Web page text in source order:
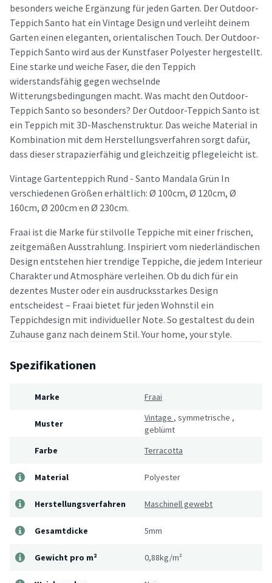
besonders weiche Ergänzung für jeden Garten. Der Outdoor-
Teppich Santo hat ein Vintage Design und verleiht deinem
Garten einen eleganten, orientalischen Touch. Der Outdoor-
Teppich Santo wird aus der Kunstfaser Polyester hergestellt.
Eine starke und weiche Faser, die den Teppich
widerstandsfähig gegen wechselnde
Witterungsbedingungen macht. Was macht den Outdoor-
Teppich Santo so besonders? Der Outdoor-Teppich Santo ist
ein Teppich mit 3D-Maschenstruktur. Das weiche Material in
Kombination mit dem Herstellungsverfahren sorgt dafür,
dass dieser strapazierfähig und gleichzeitig pflegeleicht ist.
Vintage Gartenteppich Rund - Santo Mandala Grün In
verschiedenen Größen erhältlich: Ø 100cm, Ø 120cm, Ø
160cm, Ø 200cm en Ø 230cm.
Fraai ist die Marke für stilvolle Teppiche mit einer frischen,
zeitgemäßen Ausstrahlung. Inspiriert vom niederländischen
Design entstehen hier trendige Teppiche, die jedem Interieur
Charakter und Atmosphäre verleihen. Ob du dich für ein
dezentes Muster oder ein ausdrucksstarkes Design
entscheidest – Fraai bietet für jeden Wohnstil ein
Teppichdesign mit individueller Note. So gestaltest du dein
Zuhause ganz nach deinem Stil. Your home, your style.
Spezifikationen
Marke Fraai
Muster
Vintage , symmetrische ,
geblümt
Farbe
Terracotta
Material Polyester
Herstellungsverfahren Maschinell gewebt
Gesamtdicke 5mm
Gewicht pro m² 0,88kg/m²